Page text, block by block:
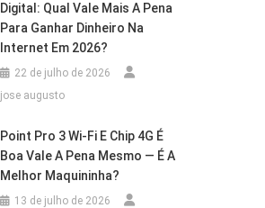
Digital: Qual Vale Mais A Pena
Para Ganhar Dinheiro Na
Internet Em 2026?
22 de julho de 2026
jose augusto
Point Pro 3 Wi‑Fi E Chip 4G É
Boa Vale A Pena Mesmo — É A
Melhor Maquininha?
13 de julho de 2026